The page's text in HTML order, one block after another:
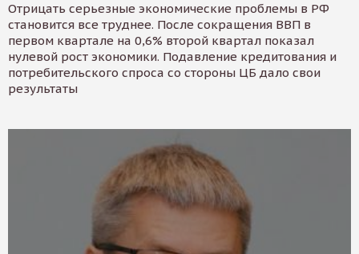
Отрицать серьезные экономические проблемы в РФ
становится все труднее. После сокращения ВВП в
первом квартале на 0,6% второй квартал показал
нулевой рост экономики. Подавление кредитования и
потребительского спроса со стороны ЦБ дало свои
результаты